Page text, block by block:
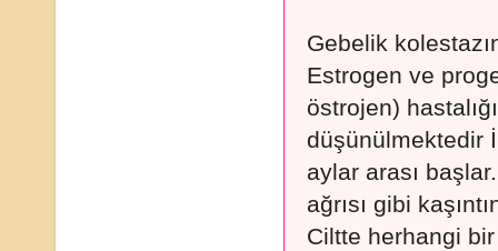
Gebelik
Estrogen ve
östrojen)
düşünülmektedir
aylar arası
ağrısı gibi
Ciltte herhangi